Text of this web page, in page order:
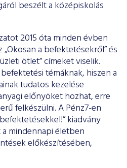
beszélt a középiskolás
2015 óta minden évben
a befektetésekről” és
ötlet” címeket viselik.
témáknak, hiszen a
tudatos kezelése
előnyöket hozhat, erre
felkészülni. A Pénz7-en
kiadvány
mindennapi életben
előkészítésében,